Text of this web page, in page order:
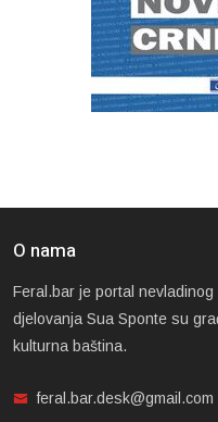
O nama
Feral.bar je portal
djelovanja Sua Sponte su
kulturna baština.
feral.bar.desk@gmail.com